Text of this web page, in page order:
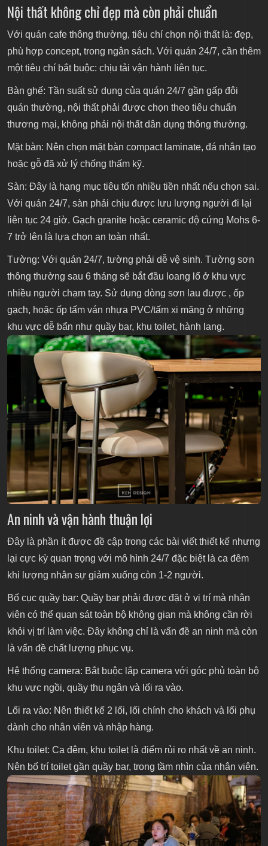
Nội thất không chỉ đẹp mà còn phải chuẩn
Với quán cafe thông thường, tiêu chí chọn nội thất là: đẹp,
phù hợp concept, trong ngân sách. Với quán 24/7, cần thêm
một tiêu chí bắt buộc: chịu tải vận hành liên tục.
Bàn ghế: Tần suất sử dụng của quán 24/7 gần gấp đôi
quán thường, nội thất phải được chọn theo tiêu chuẩn
thương mại, không phải nội thất dân dụng thông thường.
Mặt bàn: Nên chọn mặt bàn compact laminate, đá nhân tạo
hoặc gỗ đã xử lý chống thấm kỹ.
Sàn: Đây là hạng mục tiêu tốn nhiều tiền nhất nếu chọn sai.
Với quán 24/7, sàn phải chịu được lưu lượng người đi lại
liên tục 24 giờ. Gạch granite hoặc ceramic độ cứng Mohs 6-
7 trở lên là lựa chọn an toàn nhất.
Tường: Với quán 24/7, tường phải dễ vệ sinh. Tường sơn
thông thường sau 6 tháng sẽ bắt đầu loang lổ ở khu vực
nhiều người chạm tay. Sử dụng dòng sơn lau được , ốp
gạch, hoặc ốp tấm ván nhựa PVC/tấm xi măng ở những
khu vực dễ bẩn như quầy bar, khu toilet, hành lang.
An ninh và vận hành thuận lợi
Đây là phần ít được đề cập trong các bài viết thiết kế nhưng
lại cực kỳ quan trọng với mô hình 24/7 đặc biệt là ca đêm
khi lượng nhân sự giảm xuống còn 1-2 người.
Bố cục quầy bar: Quầy bar phải được đặt ở vị trí mà nhân
viên có thể quan sát toàn bộ không gian mà không cần rời
khỏi vị trí làm việc. Đây không chỉ là vấn đề an ninh mà còn
là vấn đề chất lượng phục vụ.
Hệ thống camera: Bắt buộc lắp camera với góc phủ toàn bộ
khu vực ngồi, quầy thu ngân và lối ra vào.
Lối ra vào: Nên thiết kế 2 lối, lối chính cho khách và lối phụ
dành cho nhân viên và nhập hàng.
Khu toilet: Ca đêm, khu toilet là điểm rủi ro nhất về an ninh.
Nên bố trí toilet gần quầy bar, trong tầm nhìn của nhân viên.